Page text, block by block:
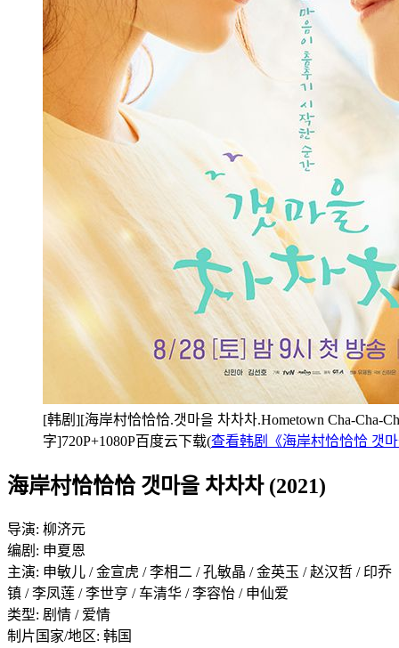
[韩剧][海岸村恰恰恰.갯마을 차차차.Hometown Cha-Cha-
字]720P+1080P百度云下载(查看韩剧《海岸村恰恰恰 갯
海岸村恰恰恰 갯마을 차차차 (2021)
导演: 柳济元
编剧: 申夏恩
主演: 申敏儿 / 金宣虎 / 李相二 / 孔敏晶 / 金英玉 / 赵汉哲 / 印乔
镇 / 李凤莲 / 李世亨 / 车清华 / 李容怡 / 申仙爱
类型: 剧情 / 爱情
制片国家/地区: 韩国